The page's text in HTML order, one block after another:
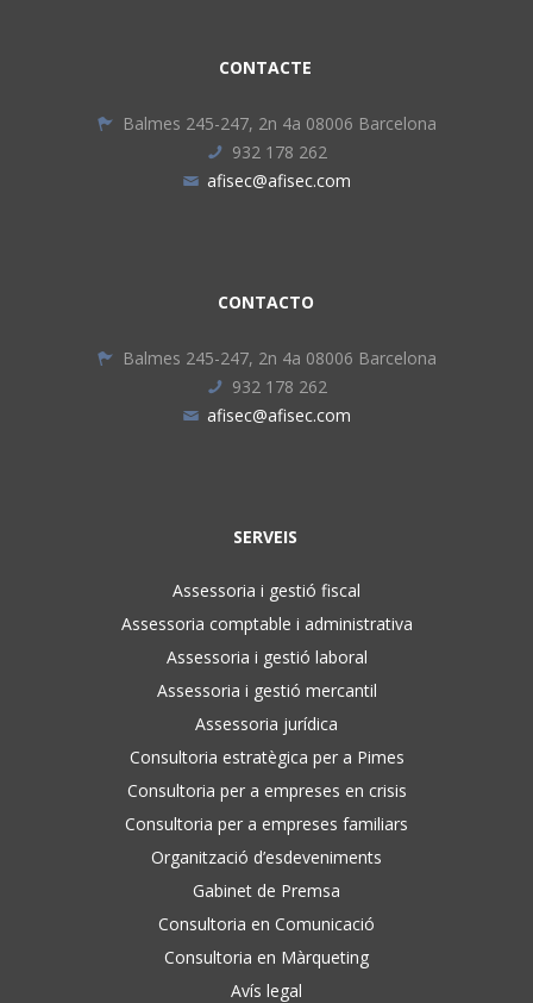
CONTACTE
Balmes 245-247, 2n 4a 08006 Barcelona
932 178 262
afisec@afisec.com
CONTACTO
Balmes 245-247, 2n 4a 08006 Barcelona
932 178 262
afisec@afisec.com
SERVEIS
Assessoria i gestió fiscal
Assessoria comptable i administrativa
Assessoria i gestió laboral
Assessoria i gestió mercantil
Assessoria jurídica
Consultoria estratègica per a Pimes
Consultoria per a empreses en crisis
Consultoria per a empreses familiars
Organització d’esdeveniments
Gabinet de Premsa
Consultoria en Comunicació
Consultoria en Màrqueting
Avís legal